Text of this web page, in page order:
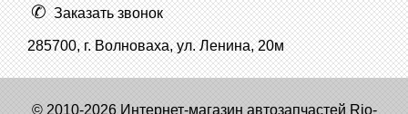
Заказать звонок
285700, г. Волноваха, ул. Ленина, 20м
© 2010-2026 Интернет-магазин автозапчастей Rio-